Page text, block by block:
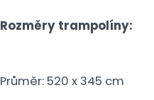
Rozměry trampolíny:
Průměr: 520 x 345 cm